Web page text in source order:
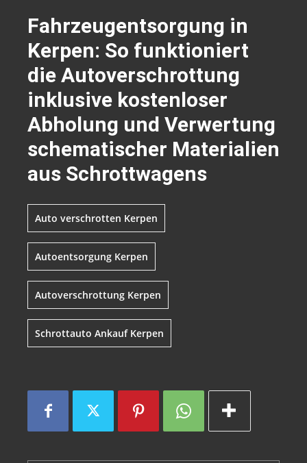
Fahrzeugentsorgung in
Kerpen: So funktioniert
die Autoverschrottung
inklusive kostenloser
Abholung und Verwertung
schematischer Materialien
aus Schrottwagens
Auto verschrotten Kerpen
Autoentsorgung Kerpen
Autoverschrottung Kerpen
Schrottauto Ankauf Kerpen